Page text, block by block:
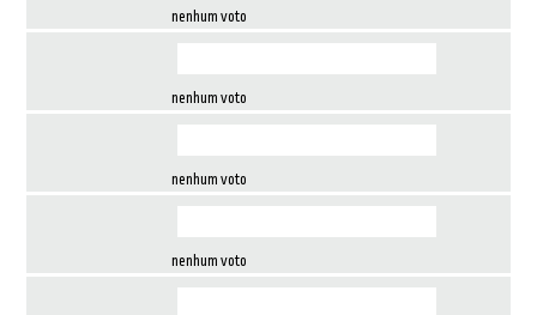
nenhum voto
nenhum voto
nenhum voto
nenhum voto